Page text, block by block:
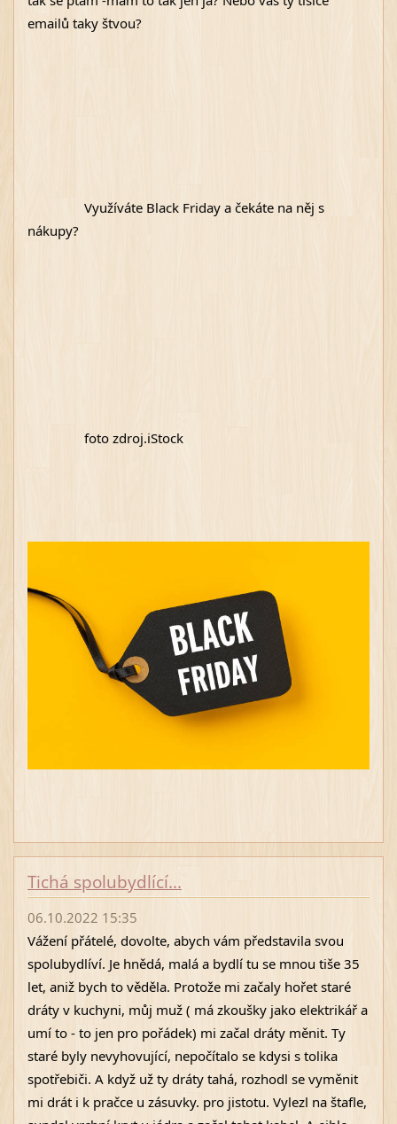
emailů taky štvou?
Využíváte Black Friday a čekáte na něj s
nákupy?
foto zdroj.iStock
Tichá spolubydlící...
06.10.2022 15:35
Vážení přátelé, dovolte, abych vám představila svou
spolubydlíví. Je hnědá, malá a bydlí tu se mnou tiše 35
let, aniž bych to věděla. Protože mi začaly hořet staré
dráty v kuchyni, můj muž ( má zkoušky jako elektrikář a
umí to - to jen pro pořádek) mi začal dráty měnit. Ty
staré byly nevyhovující, nepočítalo se kdysi s tolika
spotřebiči. A když už ty dráty tahá, rozhodl se vyměnit
mi drát i k pračce u zásuvky. pro jistotu. Vylezl na štafle,